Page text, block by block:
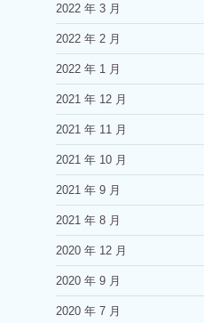
2022 年 3 月
2022 年 2 月
2022 年 1 月
2021 年 12 月
2021 年 11 月
2021 年 10 月
2021 年 9 月
2021 年 8 月
2020 年 12 月
2020 年 9 月
2020 年 7 月